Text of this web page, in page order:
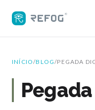
INÍCIO/BLOG/PEGADA